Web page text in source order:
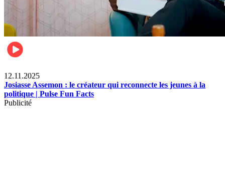
12.11.2025
Josiasse Assemon : le créateur qui reconnecte les jeunes à la
politique | Pulse Fun Facts
Publicité